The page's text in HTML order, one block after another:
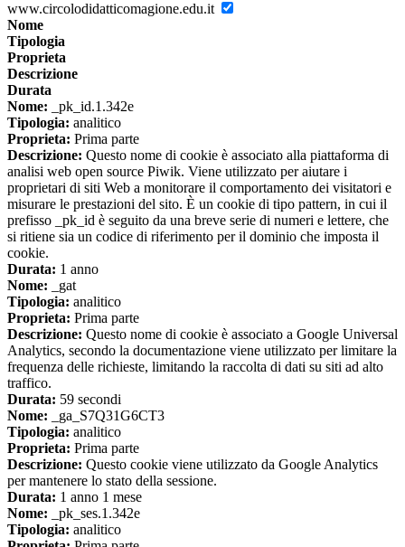
www.circolodidatticomagione.edu.it
Nome
Tipologia
Proprieta
Descrizione
Durata
Nome: _pk_id.1.342e
Tipologia: analitico
Proprieta: Prima parte
Descrizione: Questo nome di cookie è associato alla piattaforma di
analisi web open source Piwik. Viene utilizzato per aiutare i
proprietari di siti Web a monitorare il comportamento dei visitatori e
misurare le prestazioni del sito. È un cookie di tipo pattern, in cui il
prefisso _pk_id è seguito da una breve serie di numeri e lettere, che
si ritiene sia un codice di riferimento per il dominio che imposta il
cookie.
Durata: 1 anno
Nome: _gat
Tipologia: analitico
Proprieta: Prima parte
Descrizione: Questo nome di cookie è associato a Google Universal
Analytics, secondo la documentazione viene utilizzato per limitare la
frequenza delle richieste, limitando la raccolta di dati su siti ad alto
traffico.
Durata: 59 secondi
Nome: _ga_S7Q31G6CT3
Tipologia: analitico
Proprieta: Prima parte
Descrizione: Questo cookie viene utilizzato da Google Analytics
per mantenere lo stato della sessione.
Durata: 1 anno 1 mese
Nome: _pk_ses.1.342e
Tipologia: analitico